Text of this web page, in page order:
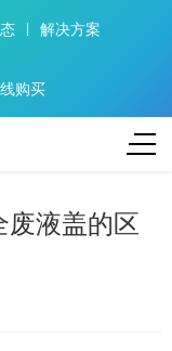
解决方案
购买
液盖的区